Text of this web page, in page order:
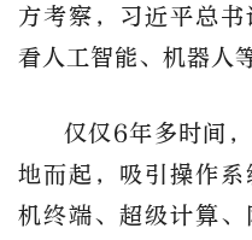
方考察，习近平总
看人工智能、机器人
仅仅6年多时间
地而起，吸引操作
机终端、超级计算